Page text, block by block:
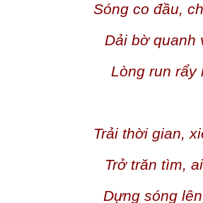
Sóng co đầu,
Dải bờ quanh
Lòng run rẩy
Trải thời gian,
Trở trăn tìm,
Dựng sóng